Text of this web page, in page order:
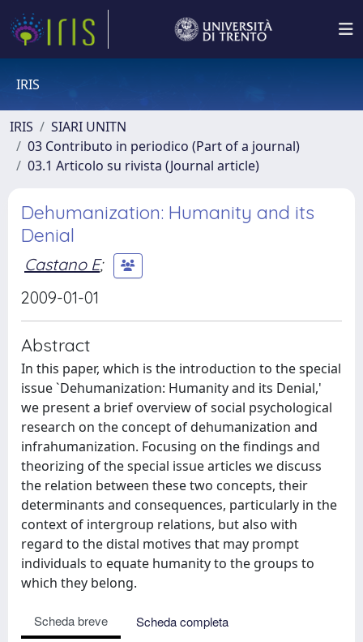
IRIS
IRIS
SIARI UNITN
03 Contributo in periodico (Part of a journal)
03.1 Articolo su rivista (Journal article)
Dehumanization: Humanity and its
Denial
Castano E;
2009-01-01
Abstract
In this paper, which is the introduction to the special
issue `Dehumanization: Humanity and its Denial,'
we present a brief overview of social psychological
research on the concept of dehumanization and
infrahumanization. Focusing on the findings and
theorizing of the special issue articles we discuss
the relation between these two concepts, their
determinants and consequences, particularly in the
context of intergroup relations, but also with
regard to the distal motives that may prompt
individuals to equate humanity to the groups to
which they belong.
Scheda breve
Scheda completa